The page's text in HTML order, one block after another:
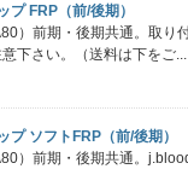
FRP（前/後期）
）前期・後期共通。取り
下さい。（送料は下をご...
ソフトFRP（前/後期）
）前期・後期共通。